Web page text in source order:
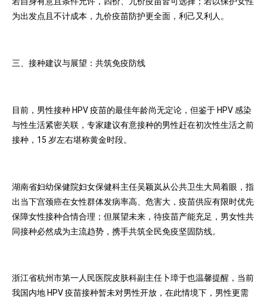
为出发点且不计成本，九价疫苗防护更全面，利己又利人。
三、接种建议与展望：共筑免疫防线
目前，男性接种 HPV 疫苗的最佳年龄尚无定论，但鉴于 HPV 感染
与性生活紧密关联，专家建议有意接种的男性赶在初次性生活之前
接种，15 岁左右堪称黄金时段。
湖南省妇幼保健院妇女保健科主任吴颖岚从公共卫生大局着眼，指
出当下宫颈癌在女性群体发病率高、危害大，疫苗供应有限时优先
保障女性接种合情合理；但展望未来，待疫苗产能充足，男女性共
同接种必然成为主流趋势，携手共筑全民免疫坚固防线。
浙江省杭州市第一人民医院皮肤科副主任卜璋于也温馨提醒，当前
我国内地 HPV 疫苗接种暂未对男性开放，在此情境下，男性更需